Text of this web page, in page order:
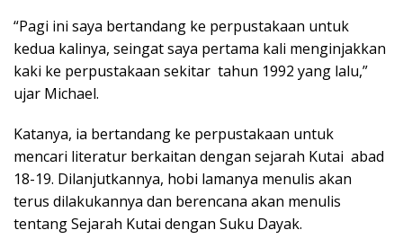
“Pagi ini saya bertandang ke perpustakaan untuk
kedua kalinya, seingat saya pertama kali menginjakkan
kaki ke perpustakaan sekitar tahun 1992 yang lalu,”
ujar Michael.
Katanya, ia bertandang ke perpustakaan untuk
mencari literatur berkaitan dengan sejarah Kutai abad
18-19. Dilanjutkannya, hobi lamanya menulis akan
terus dilakukannya dan berencana akan menulis
tentang Sejarah Kutai dengan Suku Dayak.